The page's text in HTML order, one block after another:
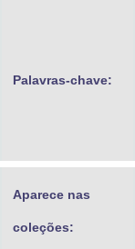
Palavras-chave:
Aparece nas
coleções: